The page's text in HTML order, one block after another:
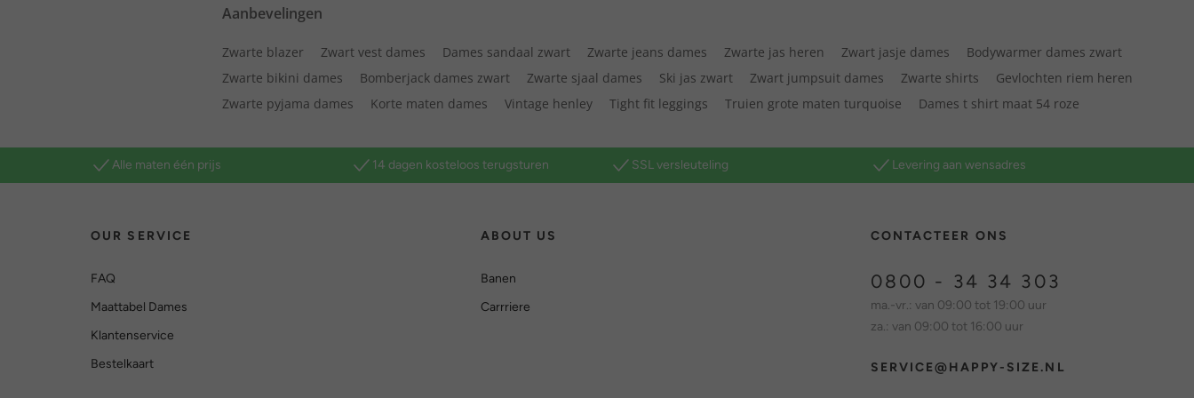
Aanbevelingen
Zwarte blazer Zwart vest dames Dames sandaal zwart Zwarte jeans dames Zwarte jas heren Zwart jasje dames
Bodywarmer dames zwart
Zwarte bikini dames
Bomberjack dames zwart Zwarte sjaal dames Ski jas zwart Zwart jumpsuit dames Zwarte shirts
Gevlochten riem heren
Zwarte pyjama dames
Korte maten dames Vintage henley Tight fit leggings Truien grote maten turquoise Dames t shirt maat 54 roze
Alle maten één prijs 14 dagen kosteloos terugsturen SSL versleuteling Levering aan wensadres
OUR SERVICE
FAQ
Maattabel Dames
Klantenservice
Bestelkaart
ABOUT US
Banen
Carrriere
CONTACTEER ONS
0800 - 34 34 303
ma.-vr.: van 09:00 tot 19:00 uur
za.: van 09:00 tot 16:00 uur
SERVICE@HAPPY-SIZE.NL